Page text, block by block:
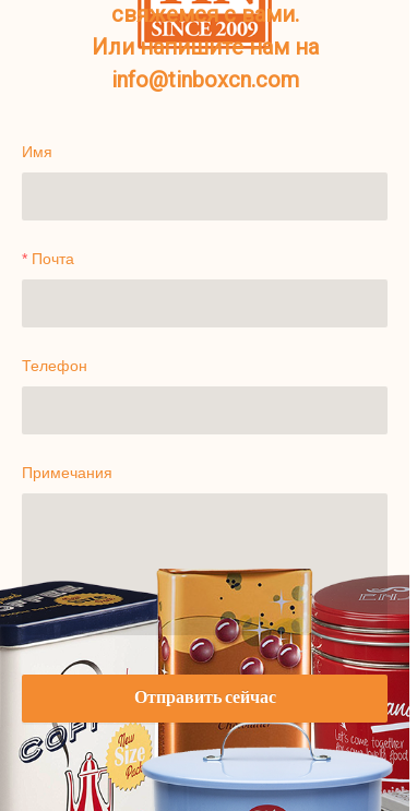
свяжемся с вами.
Или напишите нам на
info@tinboxcn.com
Имя
Почта
Телефон
Примечания
Отправить сейчас